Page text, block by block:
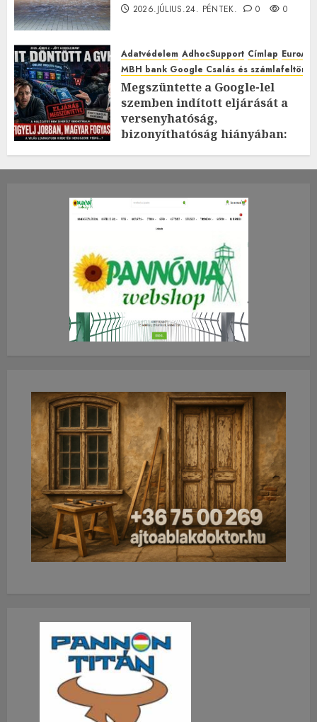
2026.JÚLIUS.24. PÉNTEK. 0 0
Adatvédelem AdhocSupport Címlap
MBH bank Google Csalás és
Megszüntette a Google-lel
szemben indított eljárását a
versenyhatóság,
bizonyíthatóság hiányában:
2026.JÚLIUS.23. CSÜTÖRTÖK.
0